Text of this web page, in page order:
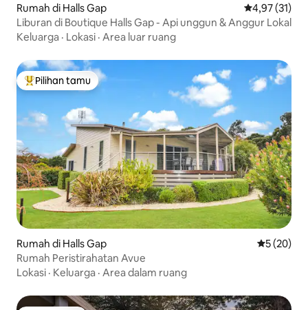
Rumah di Halls Gap Nilai rata-
4,97 (31)
Liburan di Boutique Halls Gap - Api unggun & Anggur Lokal
Keluarga · Lokasi · Area luar ruang
Pilihan tamu terpopuler
Pilihan tamu
Rumah di Halls Gap Nilai rata-
5 (20)
Rumah Peristirahatan Avue
Lokasi · Keluarga · Area dalam ruang